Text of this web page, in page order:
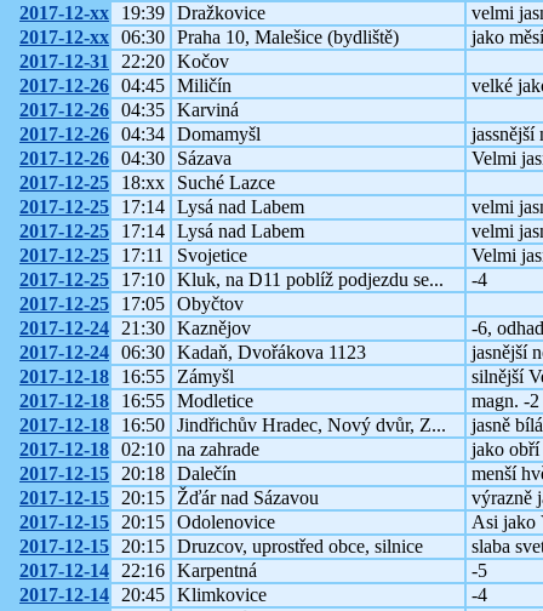
2017-12-xx
19:39 Dražkovice
velmi
2017-12-xx 06:30 Praha 10, Malešice (bydliště)
jako
2017-12-31
22:20 Kočov
2017-12-26 04:45 Miličín
velké
2017-12-26 04:35 Karviná
2017-12-26 04:34 Domamyšl
jassnější
2017-12-26 04:30 Sázava
Velmi
2017-12-25
18:xx
Suché Lazce
2017-12-25
17:14 Lysá nad Labem
velmi
2017-12-25
17:14 Lysá nad Labem
velmi
2017-12-25
17:11 Svojetice
Velmi
2017-12-25
17:10 Kluk, na D11 poblíž podjezdu se...
-4
2017-12-25
17:05 Obyčtov
2017-12-24
21:30 Kaznějov
-6,
2017-12-24 06:30 Kadaň, Dvořákova 1123
jasnější
2017-12-18
16:55 Zámyšl
silnější
2017-12-18
16:55 Modletice
magn. -
2017-12-18
16:50 Jindřichův Hradec, Nový dvůr, Z...
jasně
2017-12-18 02:10 na zahrade
jako
2017-12-15
20:18 Dalečín
menší
2017-12-15
20:15 Žďár nad Sázavou
výrazně
2017-12-15
20:15 Odolenovice
Asi jako
2017-12-15
20:15 Druzcov, uprostřed obce, silnice
slaba
2017-12-14
22:16 Karpentná
-5
2017-12-14
20:45 Klimkovice
-4